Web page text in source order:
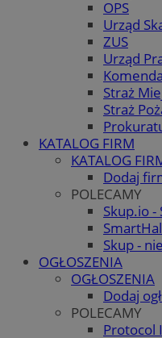
OPS
Urząd
ZUS
Urząd
Straż
Straż
KATALOG FIRM
KATALOG
Dodaj
POLECAMY
Skup.io
Skup -
OGŁOSZENIA
OGŁOSZENIA
Dodaj
POLECAMY
Protocol